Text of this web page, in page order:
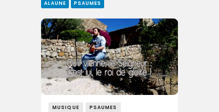
ALAUNE PSAUMES
MUSIQUE
PSAUMES